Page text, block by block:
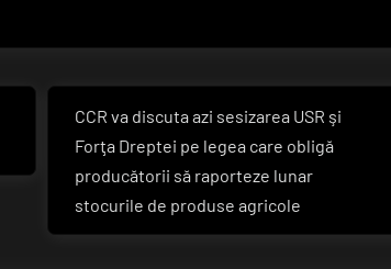
Next
Post:
CCR va discuta azi sesizarea USR şi
Forţa Dreptei pe legea care obligă
producătorii să raporteze lunar
stocurile de produse agricole